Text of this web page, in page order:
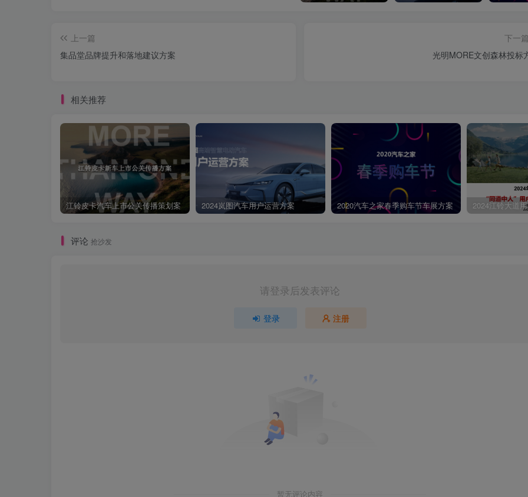
上一篇
集品堂品牌提升和落地建议方案
下一篇
光明MORE文创森林投标
相关推荐
江铃皮卡汽车上市公关传播策划案 2024岚图汽车用户运营方案 2020汽车之家春季购车节车展方案 2024江铃大道
评论 抢沙发
请登录后发表评论
登录 注册
暂无评论内容